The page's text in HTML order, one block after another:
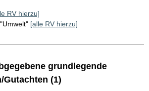
RV hierzu]
[alle RV hierzu]
grundlegende
Gutachten (1)